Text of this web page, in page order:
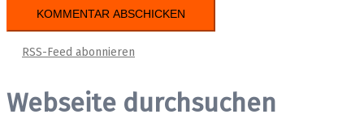
RSS-Feed abonnieren
Webseite durchsuchen